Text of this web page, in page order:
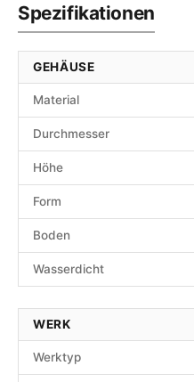
Spezifikationen
GEHÄUSE
Material
Durchmesser
Höhe
Form
Boden
Wasserdicht
WERK
Werktyp